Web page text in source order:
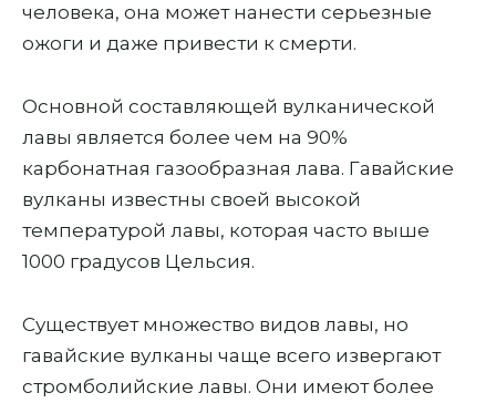
человека, она может нанести серьезные
ожоги и даже привести к смерти.
Основной составляющей вулканической
лавы является более чем на 90%
карбонатная газообразная лава. Гавайские
вулканы известны своей высокой
температурой лавы, которая часто выше
1000 градусов Цельсия.
Существует множество видов лавы, но
гавайские вулканы чаще всего извергают
стромболийские лавы. Они имеют более